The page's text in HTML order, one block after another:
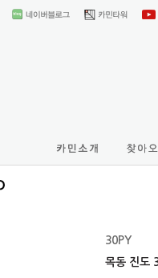
30PY
목동 진도